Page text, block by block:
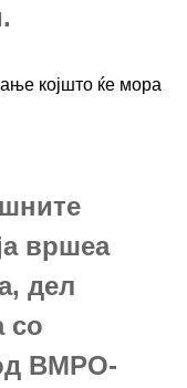
којшто ќе мора
вршеа
дел
со
ВМРО-